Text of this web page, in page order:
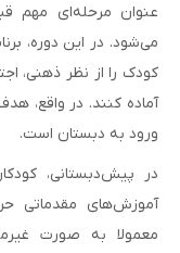
عنوان مرحله‌ای مهم
می‌شود. در این دوره،
کودک را از نظر ذهنی،
آماده کنند. در واقع،
ورود به دبستان است.
در پیش‌دبستانی،
آموزش‌های مقدماتی
معمولا به صورت